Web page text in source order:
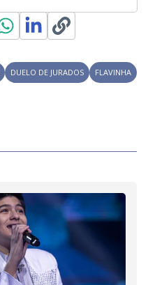
DUELO DE JURADOS
FLAVINHA